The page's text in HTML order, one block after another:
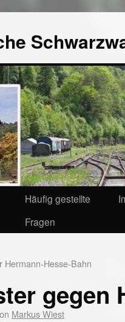
Häufig gestellte
Fragen
Hermann-Hesse-Bahn
gegen
Markus Wiest